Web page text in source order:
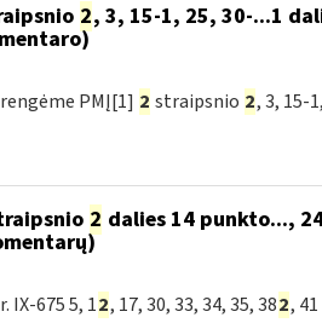
2, 3, 15-1, 25, 30-...1
PMĮ[1] 2 straipsnio 2, 3, 15-
2 dalies 14 punkto...,
675 5, 12, 17, 30, 33, 34, 35, 382, 41